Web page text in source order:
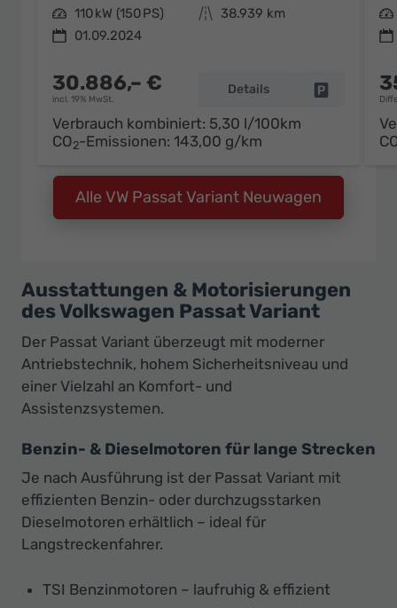
Leistung 110 kW (150 PS) Kilometerstand
38.939 km
01.09.2024
30.886,– €
incl. 19% MwSt.
Details Fahrzeug
Verbrauch kombiniert: 5,30 l/100km
CO2-Emissionen: 143,00 g/km
Leistung
Alle VW Passat Variant Neuwagen
Ausstattungen & Motorisierungen
des Volkswagen Passat Variant
Der Passat Variant überzeugt mit moderner
Antriebstechnik, hohem Sicherheitsniveau und
einer Vielzahl an Komfort- und
Assistenzsystemen.
Benzin- & Dieselmotoren für lange Strecken
Je nach Ausführung ist der Passat Variant mit
effizienten Benzin- oder durchzugsstarken
Dieselmotoren erhältlich – ideal für
Langstreckenfahrer.
TSI Benzinmotoren – laufruhig & effizient